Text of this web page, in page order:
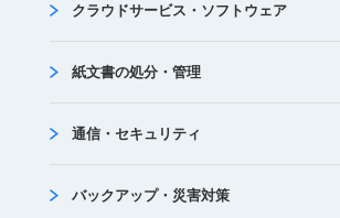
クラウドサービス・ソフトウェア
紙文書の処分・管理
通信・セキュリティ
バックアップ・災害対策